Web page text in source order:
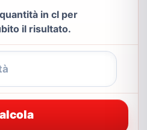
in cl per
il risultato.